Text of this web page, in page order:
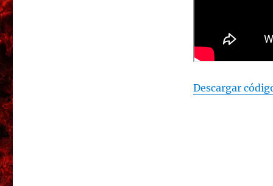
Descargar